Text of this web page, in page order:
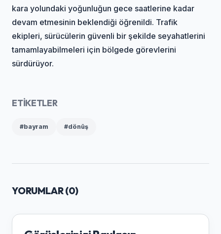
kara yolundaki yoğunluğun gece saatlerine kadar
devam etmesinin beklendiği öğrenildi. Trafik
ekipleri, sürücülerin güvenli bir şekilde seyahatlerini
tamamlayabilmeleri için bölgede görevlerini
sürdürüyor.
ETİKETLER
#bayram #dönüş
YORUMLAR (0)